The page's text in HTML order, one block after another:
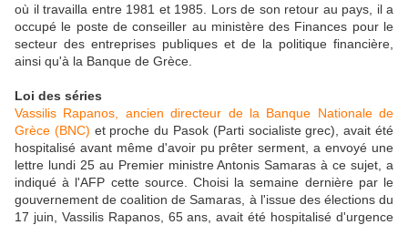
où il travailla entre 1981 et 1985. Lors de son retour au pays, il a
occupé le poste de conseiller au ministère des Finances pour le
secteur des entreprises publiques et de la politique financière,
ainsi qu'à la Banque de Grèce.
Loi des séries
Vassilis Rapanos, ancien directeur de la Banque Nationale de
Grèce (BNC) et proche du Pasok (Parti socialiste grec), avait été
hospitalisé avant même d'avoir pu prêter serment, a envoyé une
lettre lundi 25 au Premier ministre Antonis Samaras à ce sujet, a
indiqué à l'AFP cette source. Choisi la semaine dernière par le
gouvernement de coalition de Samaras, à l'issue des élections du
17 juin, Vassilis Rapanos, 65 ans, avait été hospitalisé d'urgence